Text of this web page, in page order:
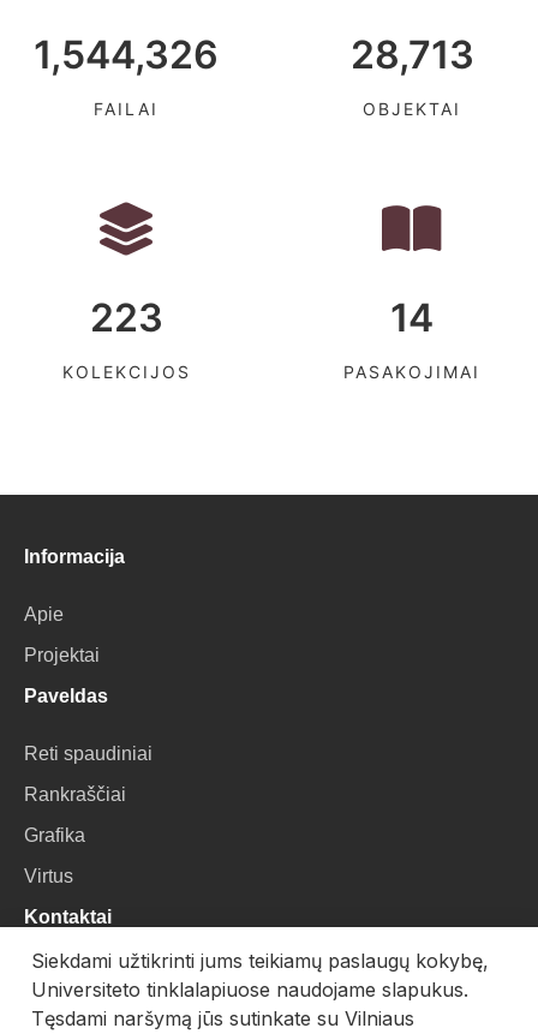
1,544,326
FAILAI
28,713
OBJEKTAI
223
KOLEKCIJOS
14
PASAKOJIMAI
Informacija
Apie
Projektai
Paveldas
Reti spaudiniai
Rankraščiai
Grafika
Virtus
Kontaktai
VU Biblioteka
Universiteto g. 3, LT-01122, Vilnius
Siekdami užtikrinti jums teikiamų paslaugų kokybę,
Universiteto tinklalapiuose naudojame slapukus.
Tęsdami naršymą jūs sutinkate su Vilniaus